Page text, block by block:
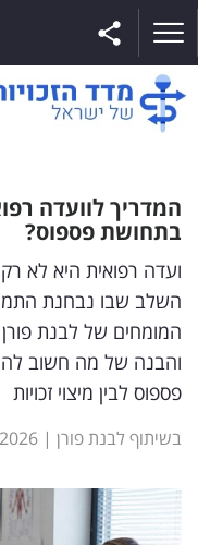
ראשי
השוק
תקשורת
ומדיה
כסף
נדל"ן
המדריך לוועדה
בתחושת פספוס?
ועדה רפואית היא לא
השלב שבו נבחנת
המומחים של לבנת
והבנה של מה חשוב
פספוס לבין מיצוי זכויות
בשיתוף לבנת פורן |